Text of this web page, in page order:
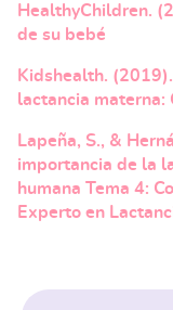
HealthyChildren.
de su bebé
Kidshealth.
lactancia materna:
Lapeña, S., &
importancia de la
humana Tema 4:
Experto en